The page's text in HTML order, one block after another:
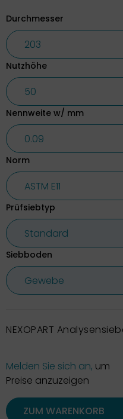
Durchmesser
Nutzhöhe
Nennweite w/ mm
Norm
Prüfsiebtyp
Siebboden
NEXOPART
Melden Sie sich an, um
Preise anzuzeigen
ZUM WARENKORB